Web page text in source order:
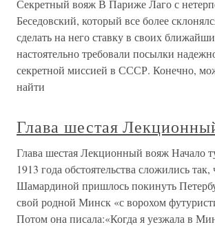
Секретный вояж В Париже Лаго с
Беседовский, который все более
сделать на него ставку в своих
настоятельно требовали посылки
секретной миссией в СССР. Конечно,
найти
Глава шестая
Глава шестая Лекционный вояж Начало
1913 года обстоятельства сложились
Шамардиной пришлось покинуть
свой родной Минск «с ворохом
Потом она писала:«Когда я уезжала в